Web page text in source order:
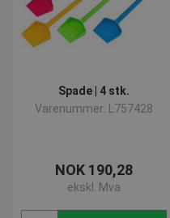
Spade | 4 stk.
Varenummer: L757428
NOK 190,28
ekskl. Mva